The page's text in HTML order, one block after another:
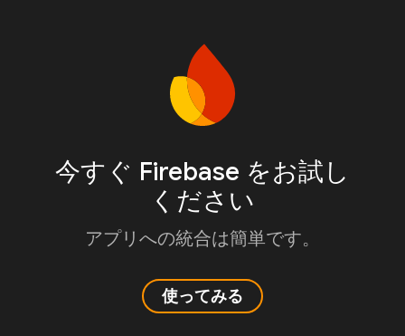
今すぐ Firebase をお試し
ください
アプリへの統合は簡単です。
使ってみる